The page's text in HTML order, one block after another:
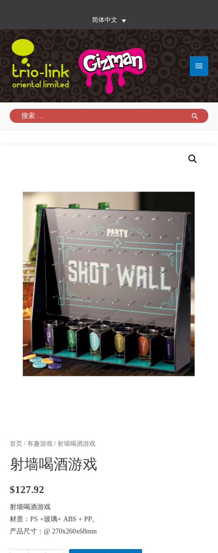
简体中文
主
搜
索：
首页 / 有趣游戏 / 射墙喝酒游戏
射墙喝酒游戏
$127.92
射墙喝酒游戏
材质：PS +玻璃+ ABS + PP。
产品尺寸：@ 270x260x68mm